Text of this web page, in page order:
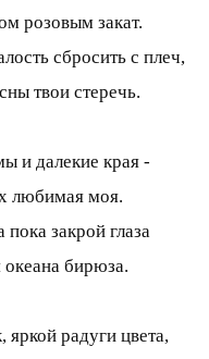
розовым закат.
сбросить с плеч,
твои стеречь.
и далекие края -
любимая моя.
закрой глаза
океана бирюза.
радуги цвета,